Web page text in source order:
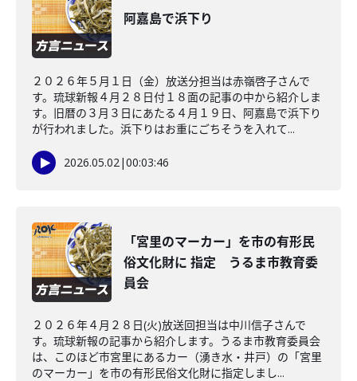
阿嘉島で浜下り
２０２６年５月１日（金）放送分担当は赤嶺啓子さんで
す。琉球新報４月２８日付１８面の記事の中から紹介しま
す。旧暦の３月３日にあたる４月１９日、阿嘉島で浜下り
が行われました。浜下りはお重にごちそうを入れて...
2026.05.02|00:03:46
「宮里のマーカー」を市の有形民
俗文化財に 指定 うるま市教育委
員会
２０２６年４月２８日(火)放送回担当は中川信子さんで
す。琉球新報の記事から紹介します。うるま市教育委員会
は、このほど市宮里にあるカー（湧き水・井戸）の「宮里
のマーカー」を市の有形民俗文化財に指定しまし...